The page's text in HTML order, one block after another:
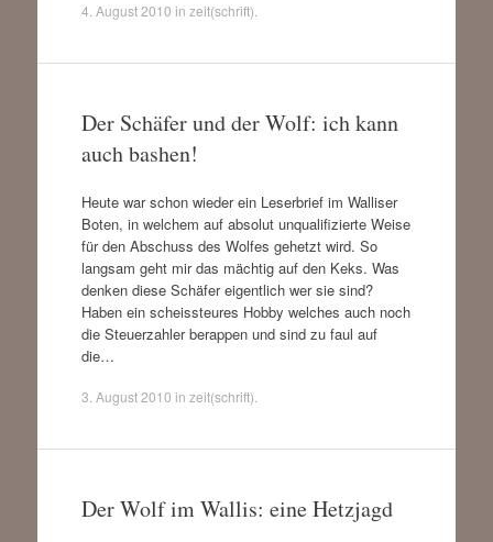
4. August 2010 in zeit(schrift)
Der Schäfer und der Wolf: ich kann
auch bashen!
Heute war schon wieder ein Leserbrief im Walliser
Boten, in welchem auf absolut unqualifizierte Weise
für den Abschuss des Wolfes gehetzt wird. So
langsam geht mir das mächtig auf den Keks. Was
denken diese Schäfer eigentlich wer sie sind?
Haben ein scheissteures Hobby welches auch noch
die Steuerzahler berappen und sind zu faul auf
die…
3. August 2010 in zeit(schrift)
Der Wolf im Wallis: eine Hetzjagd